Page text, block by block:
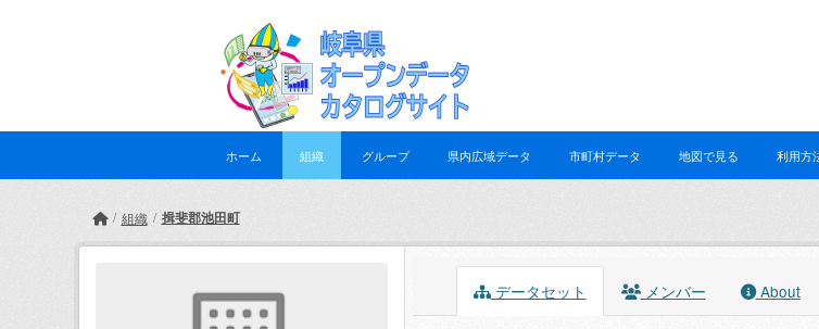
ホーム 組織 グループ 県内広域データ 市町村データ 地図で見る 利用方
組織 揖斐郡池田町
データセット メンバー About